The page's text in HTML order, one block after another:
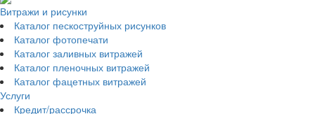
Витражи и рисунки
Каталог пескоструйных рисунков
Каталог фотопечати
Каталог заливных витражей
Каталог пленочных витражей
Каталог фацетных витражей
Услуги
Кредит/рассрочка